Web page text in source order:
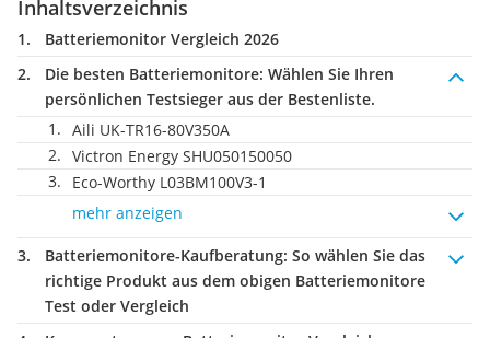
Inhaltsverzeichnis
Batteriemonitor Vergleich 2026
Die besten Batteriemonitore: Wählen Sie Ihren
persönlichen Testsieger aus der Bestenliste.
Aili ‎UK-TR16-80V350A
Victron Energy ‎SHU050150050
Eco-Worthy ‎L03BM100V3-1
mehr anzeigen
Batteriemonitore-Kaufberatung: So wählen Sie das
richtige Produkt aus dem obigen Batteriemonitore
Test oder Vergleich